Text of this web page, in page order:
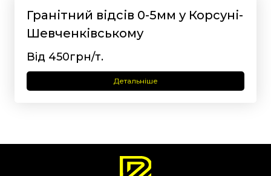
Гранітний відсів 0-5мм у Корсуні-
Шевченківському
Від 450грн/т.
Детальніше